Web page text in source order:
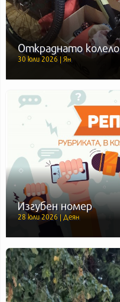
Откраднато колело
30 юли 2026 | Ян
Изгубен номер
28 юли 2026 | Деян